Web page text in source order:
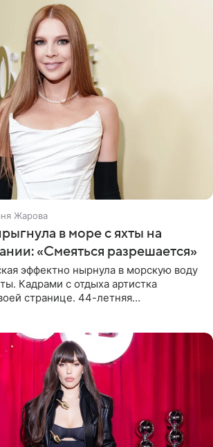
Жарова
в море с яхты на
«Смеяться разрешается»
эффектно нырнула в морскую воду
Кадрами с отдыха артистка
странице. 44-летняя